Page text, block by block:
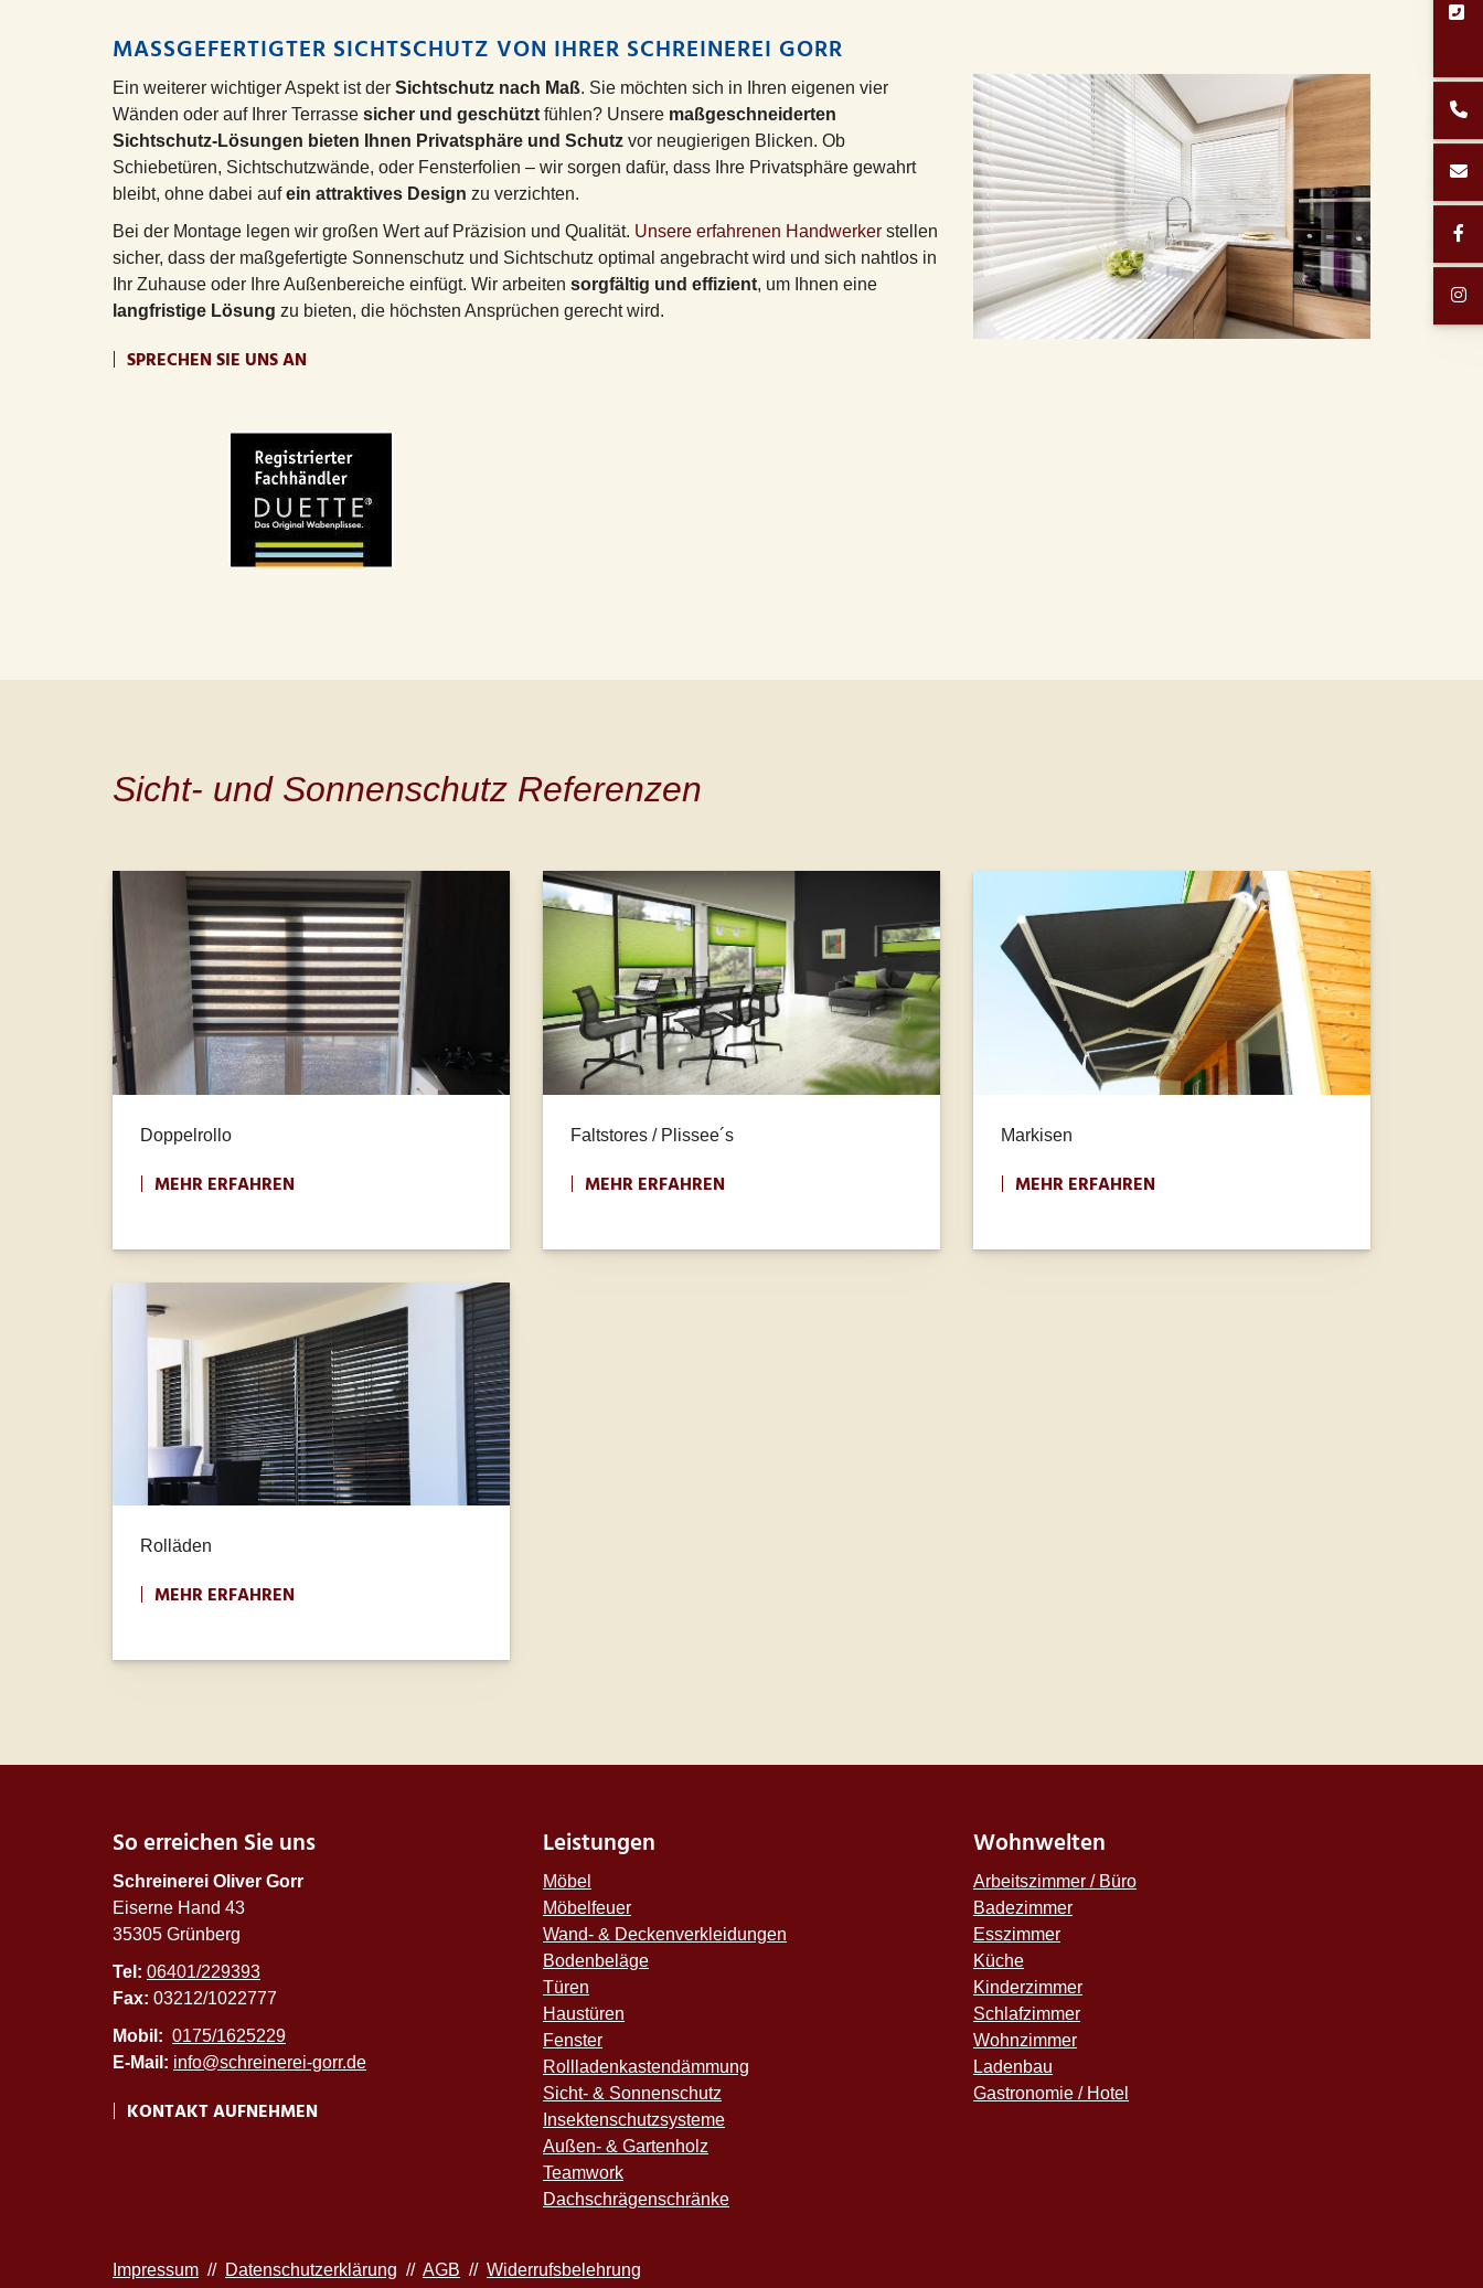
MASSGEFERTIGTER SICHTSCHUTZ VON IHRER SCHREINEREI GORR
Ein weiterer wichtiger Aspekt ist der Sichtschutz nach Maß. Sie möchten sich in Ihren eigenen vier
Wänden oder auf Ihrer Terrasse sicher und geschützt fühlen? Unsere maßgeschneiderten
Sichtschutz-Lösungen bieten Ihnen Privatsphäre und Schutz vor neugierigen Blicken. Ob
Schiebetüren, Sichtschutzwände, oder Fensterfolien – wir sorgen dafür, dass Ihre Privatsphäre gewahrt
bleibt, ohne dabei aufein attraktives Design zu verzichten.
Bei der Montage legen wir großen Wert auf Präzision und Qualität. Unsere erfahrenen Handwerker stellen
sicher, dass der maßgefertigte Sonnenschutz und Sichtschutz optimal angebracht wird und sich nahtlos in
Ihr Zuhause oder Ihre Außenbereiche einfügt. Wir arbeiten sorgfältig und effizient, um Ihnen eine
langfristige Lösung zu bieten, die höchsten Ansprüchen gerecht wird.
SPRECHEN SIE UNS AN
Sicht- und Sonnenschutz Referenzen
Doppelrollo
MEHR ERFAHREN
Faltstores / Plissee´s
MEHR ERFAHREN
Markisen
MEHR ERFAHREN
Rolläden
MEHR ERFAHREN
So erreichen Sie uns
Schreinerei Oliver Gorr
Eiserne Hand 43
35305 Grünberg
Tel: 06401/229393
Fax: 03212/1022777
Mobil: 0175/1625229
E-Mail: info@schreinerei-gorr.de
KONTAKT AUFNEHMEN
Leistungen
Möbel
Möbelfeuer
Wand- & Deckenverkleidungen
Bodenbeläge
Türen
Haustüren
Fenster
Rollladenkastendämmung
Sicht- & Sonnenschutz
Insektenschutzsysteme
Außen- & Gartenholz
Teamwork
Dachschrägenschränke
Wohnwelten
Arbeitszimmer / Büro
Badezimmer
Esszimmer
Küche
Kinderzimmer
Schlafzimmer
Wohnzimmer
Ladenbau
Gastronomie / Hotel
Impressum // Datenschutzerklärung // AGB // Widerrufsbelehrung